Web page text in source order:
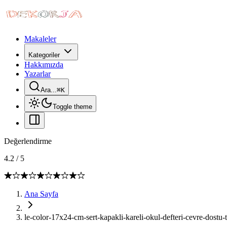
Makaleler
Kategoriler
Hakkımızda
Yazarlar
Ara...⌘K
Toggle theme
Değerlendirme
4.2 / 5
Ana Sayfa
le-color-17x24-cm-sert-kapakli-kareli-okul-defteri-cevre-dostu-